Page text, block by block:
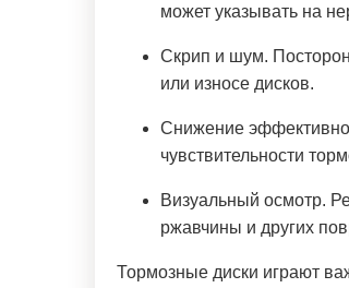
может указывать на
Скрип и шум.
или износе дисков.
Снижение
чувствительности
Визуальный осмотр.
ржавчины и других
Тормозные диски играют